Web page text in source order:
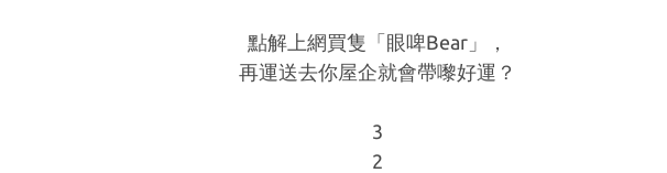
點解上網買隻「眼啤Bear」，
再運送去你屋企就會帶嚟好運？
3
2